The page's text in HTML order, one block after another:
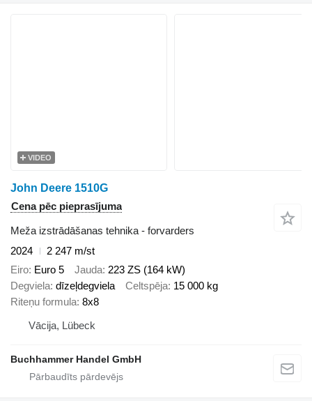
VIDEO
John Deere 1510G
Cena pēc pieprasījuma
Meža izstrādāšanas tehnika - forvarders
2024
2 247 m/st
Eiro Euro 5 Jauda 223 ZS (164 kW)
Degviela dīzeļdegviela Celtspēja 15 000 kg
Riteņu formula 8x8
Vācija, Lübeck
Buchhammer Handel GmbH